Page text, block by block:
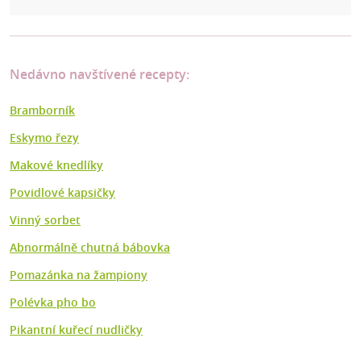
Nedávno navštívené recepty:
Bramborník
Eskymo řezy
Makové knedlíky
Povidlové kapsičky
Vinný sorbet
Abnormálně chutná bábovka
Pomazánka na žampiony
Polévka pho bo
Pikantní kuřecí nudličky